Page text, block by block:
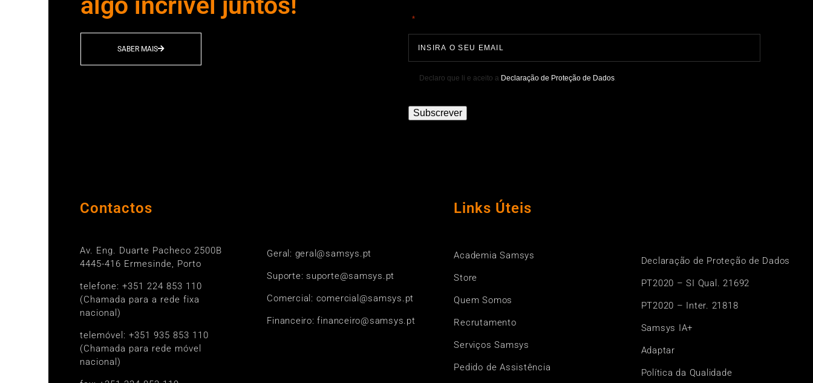
SABER MAIS
*" indica campos obrigatórios
Declaro que li e aceito a Declaração de Proteção de Dados.
Subscrever
Contactos
Av. Eng. Duarte Pacheco 2500B
4445-416 Ermesinde, Porto
telefone: +351 224 853 110
(Chamada para a rede fixa
nacional)
telemóvel: +351 935 853 110
(Chamada para rede móvel
nacional)
Geral: geral@samsys.pt
Suporte: suporte@samsys.pt
Comercial: comercial@samsys.pt
Financeiro: financeiro@samsys.pt
Links Úteis
Academia Samsys
Store
Quem Somos
Recrutamento
Serviços Samsys
Pedido de Assistência
Declaração de Proteção de Dados
PT2020 – SI Qual. 21692
PT2020 – Inter. 21818
Samsys IA+
Adaptar
Política da Qualidade